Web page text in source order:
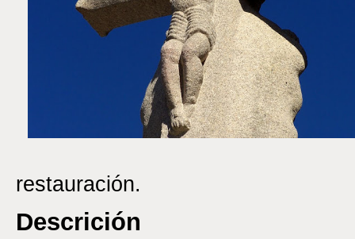
restauración.
Descrición